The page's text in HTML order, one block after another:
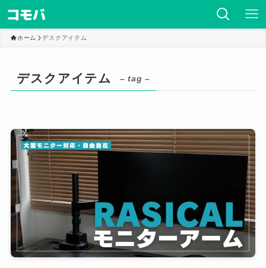
ホーム デスクアイテム
デスクアイテム – tag –